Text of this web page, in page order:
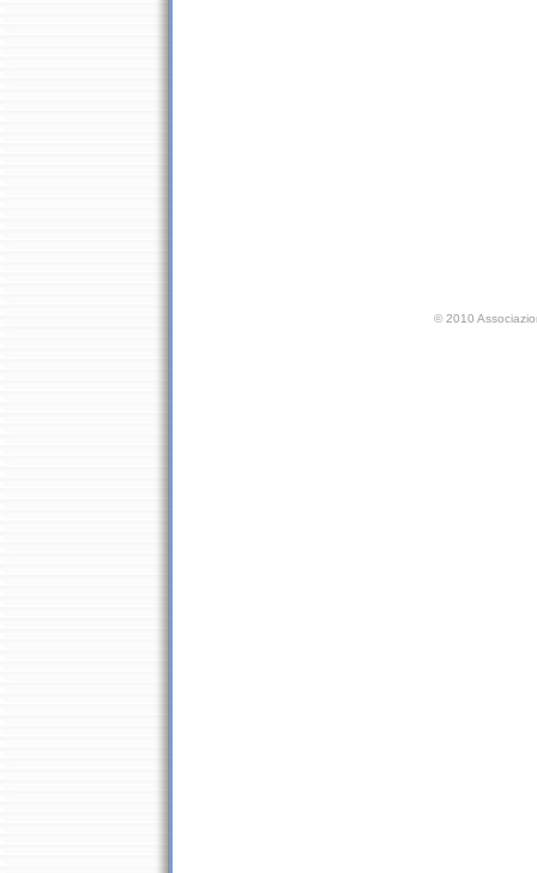
© 2010